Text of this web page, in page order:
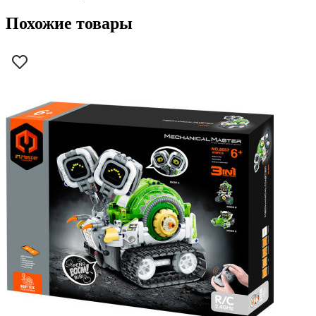
Похожие товары